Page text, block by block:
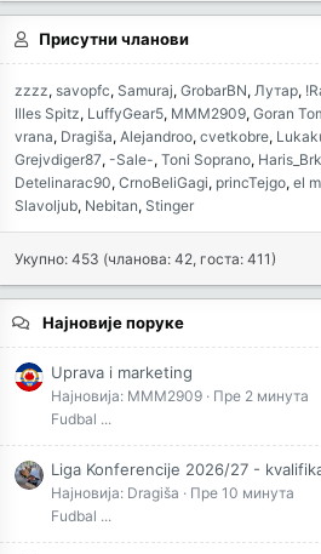
Присутни чланови
zzzz savopfc Samuraj GrobarBN Лутар
Illes Spitz LuffyGear5 MMM2909 Goran
vrana Dragiša Alejandroo cvetkobre
Grejvdiger87 -Sale- Toni Soprano
Detelinarac90 CrnoBeliGagi princTejgo el
Slavoljub Nebitan Stinger
Укупно: 453 (чланова: 42, госта: 411)
Најновије поруке
Uprava i marketing
Најновија: MMM2909
Пре 2 минута
Fudbal ...
Liga Konferencije 2026/27 -
Најновија: Dragiša
Пре 10 минута
Fudbal ...